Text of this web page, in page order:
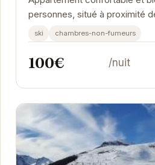
personnes, situé à proximité
Alpes. Idéal pour un séjour au
ski chambres-non-fumeurs
100€ /nuit